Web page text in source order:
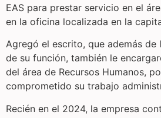
EAS para prestar servicio en el
en la oficina localizada en la
Agregó el escrito, que además
de su función, también le
del área de Recursos Humanos,
comprometido su trabajo
Recién en el 2024, la empresa